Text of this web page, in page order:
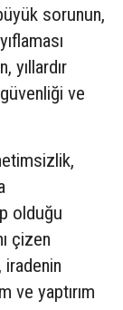
sorunun,
yıllardır
ve
olduğu
çizen
ve yaptırım